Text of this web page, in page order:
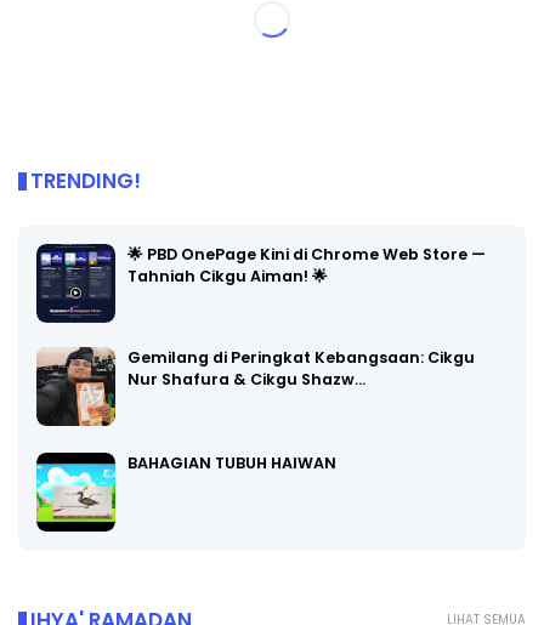
TRENDING!
🌟 PBD OnePage Kini di Chrome Web Store —
Tahniah Cikgu Aiman! 🌟
Gemilang di Peringkat Kebangsaan: Cikgu
Nur Shafura & Cikgu Shazw…
BAHAGIAN TUBUH HAIWAN
LIHAT SEMUA